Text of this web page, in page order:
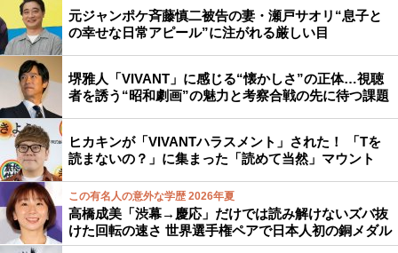
元ジャンポケ斉藤慎二被告の妻・瀬戸サオリ“息子と
の幸せな日常アピール”に注がれる厳しい目
堺雅人「VIVANT」に感じる“懐かしさ”の正体…視聴
者を誘う“昭和劇画”の魅力と考察合戦の先に待つ課題
ヒカキンが「VIVANTハラスメント」された！ 「Tを
読まないの？」に集まった「読めて当然」マウント
この有名人の意外な学歴 2026年夏
高橋成美「渋幕→慶応」だけでは読み解けないズバ抜
けた回転の速さ 世界選手権ペアで日本人初の銅メダル